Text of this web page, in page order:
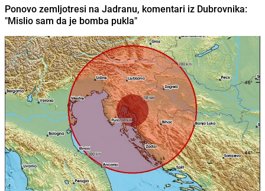
Ponovo zemljotresi na Jadranu, komentari iz Dubrovnika:
"Mislio sam da je bomba pukla"